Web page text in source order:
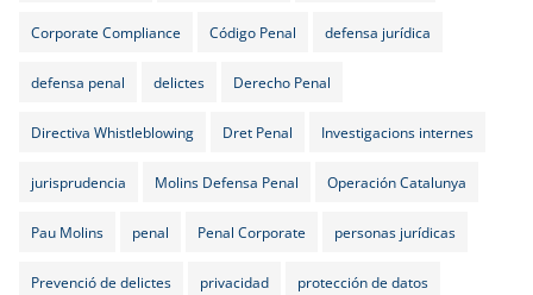
Corporate Compliance Código Penal defensa jurídica
defensa penal delictes Derecho Penal
Directiva Whistleblowing Dret Penal Investigacions internes
jurisprudencia Molins Defensa Penal Operación Catalunya
Pau Molins penal Penal Corporate personas jurídicas
Prevenció de delictes privacidad protección de datos